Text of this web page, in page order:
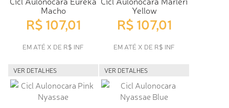
Macho
R$ 107,01
EM ATÉ X DE R$ INF
VER DETALHES
Yellow
R$ 107,01
EM ATÉ X DE R$ INF
VER DETALHES